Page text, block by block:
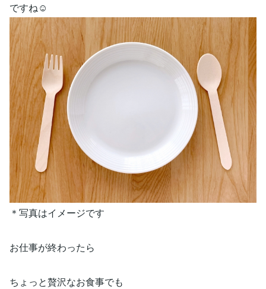
ですね☺️
＊写真はイメージです
お仕事が終わったら
ちょっと贅沢なお食事でも